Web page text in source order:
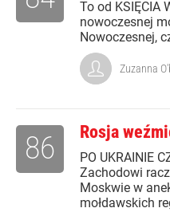
To od KSIĘCIA
nowoczesnej
Nowoczesnej,
Zuzanna
Rosja
PO UKRAINIE
Zachodowi
Moskwie w
mołdawskich
86